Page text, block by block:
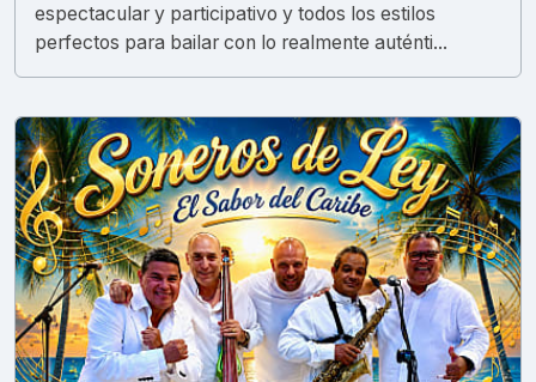
espectacular y participativo y todos los estilos
perfectos para bailar con lo realmente auténti...